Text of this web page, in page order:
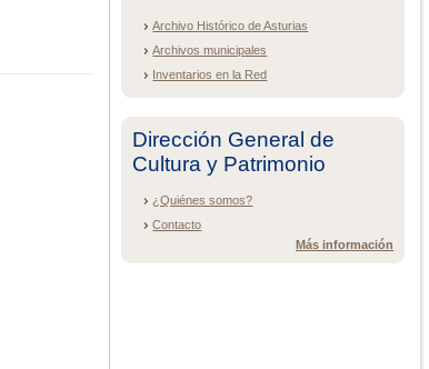
Archivo Histórico de Asturias
Archivos municipales
Inventarios en la Red
Dirección General de
Cultura y Patrimonio
¿Quiénes somos?
Contacto
Más información